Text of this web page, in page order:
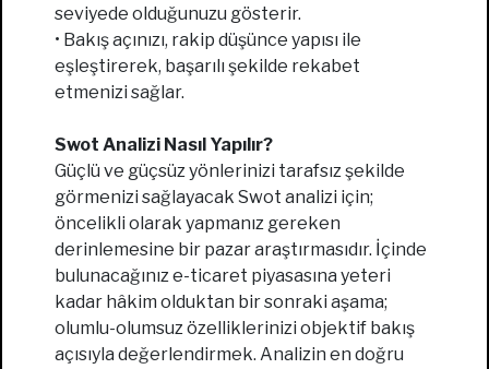
seviyede olduğunuzu gösterir.
• Bakış açınızı, rakip düşünce yapısı ile
eşleştirerek, başarılı şekilde rekabet
etmenizi sağlar.
Swot Analizi Nasıl Yapılır?
Güçlü ve güçsüz yönlerinizi tarafsız şekilde
görmenizi sağlayacak Swot analizi için;
öncelikli olarak yapmanız gereken
derinlemesine bir pazar araştırmasıdır. İçinde
bulunacağınız e-ticaret piyasasına yeteri
kadar hâkim olduktan bir sonraki aşama;
olumlu-olumsuz özelliklerinizi objektif bakış
açısıyla değerlendirmek. Analizin en doğru